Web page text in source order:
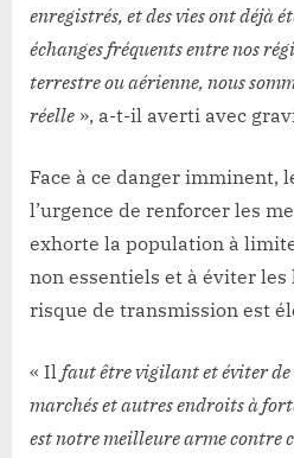
enregistrés, et des vies ont déjà
échanges fréquents entre nos
terrestre ou aérienne, nous
réelle », a-t-il averti avec
Face à ce danger imminent,
l’urgence de renforcer les
exhorte la population à
non essentiels et à éviter les
risque de transmission est
« Il faut être vigilant et éviter de
marchés et autres endroits à
est notre meilleure arme contre